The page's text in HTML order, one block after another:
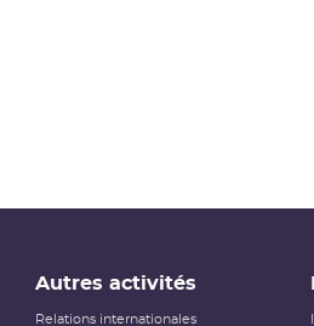
Autres activités
Relations internationales